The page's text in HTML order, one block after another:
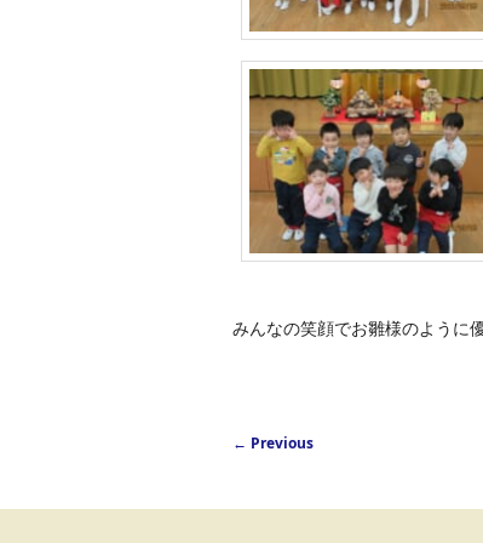
みんなの笑顔でお雛様のように
Post navigation
← Previous